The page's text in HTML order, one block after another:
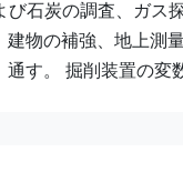
石炭の調査、ガ
物の補強、地上測
す。 掘削装置の